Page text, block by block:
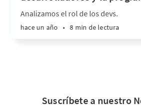
Analizamos el rol de los devs.
hace un año • 8 min de lectura
Suscríbete a nuestro